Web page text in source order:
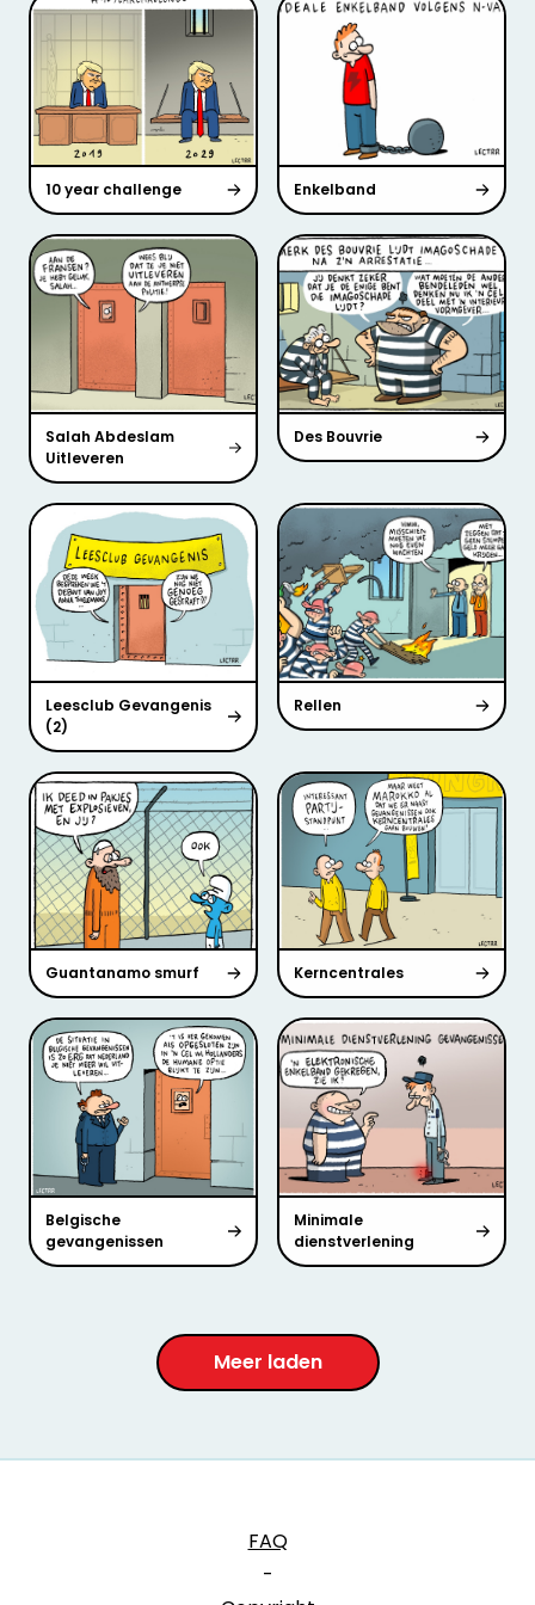
10 year challenge Enkelband
Salah Abdeslam
Uitleveren
Des Bouvrie
Leesclub Gevangenis
(2)
Rellen
Guantanamo smurf Kerncentrales
Belgische
gevangenissen
Minimale
dienstverlening
Meer laden
FAQ
-